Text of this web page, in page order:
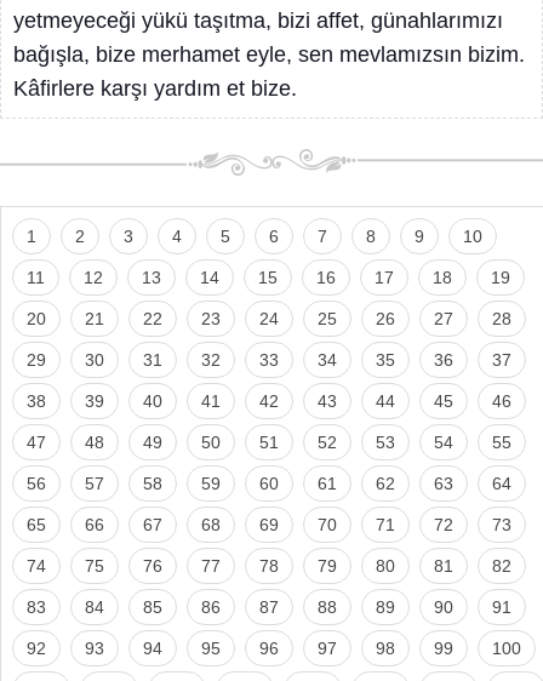
yetmeyeceği yükü taşıtma, bizi affet, günahlarımızı
bağışla, bize merhamet eyle, sen mevlamızsın bizim.
Kâfirlere karşı yardım et bize.
1 2 3 4 5 6 7 8 9 10
11 12 13 14 15 16 17 18 19
20 21 22 23 24 25 26 27 28
29 30 31 32 33 34 35 36 37
38 39 40 41 42 43 44 45 46
47 48 49 50 51 52 53 54 55
56 57 58 59 60 61 62 63 64
65 66 67 68 69 70 71 72 73
74 75 76 77 78 79 80 81 82
83 84 85 86 87 88 89 90 91
92 93 94 95 96 97 98 99 100